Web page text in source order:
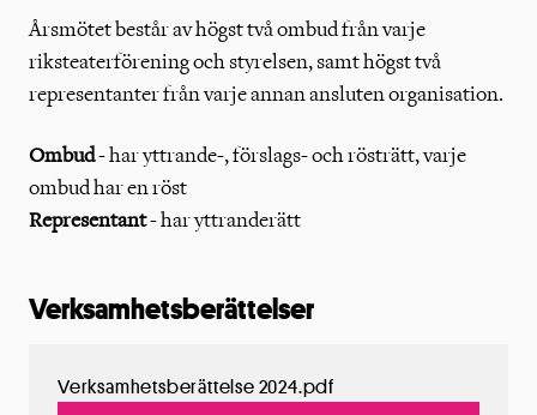
Årsmötet består av högst två ombud från varje
riksteaterförening och styrelsen, samt högst två
representanter från varje annan ansluten organisation.
Ombud- har yttrande-, förslags- och rösträtt, varje
ombud har en röst
Representant- har yttranderätt
Verksamhetsberättelser
Verksamhetsberättelse 2024.pdf